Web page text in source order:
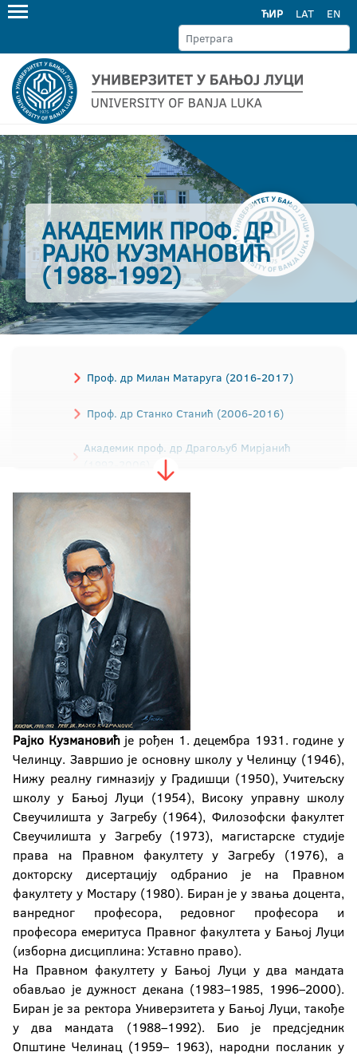
ЋИР LAT EN
АКАДЕМИК ПРОФ. ДР
РАЈКО КУЗМАНОВИЋ
(1988-1992)
Проф. др Милан Матаруга (2016-2017)
Проф. др Станко Станић (2006-2016)
Академик проф. др Драгољуб Мирјанић
Академик проф. др Рајко Кузмановић
(1988-1992)
Проф. др Драгица Додиг (1984-1988)
Проф. др Ибрахим Табаковић (1979-1984)
Проф. др Драгомир Малић (1975-1979)
Рајко Кузмановићје рођен 1. децембра 1931. године у
Челинцу. Завршио је основну школу у Челинцу (1946),
Нижу реалну гимназију у Градишци (1950), Учитељску
школу у Бањој Луци (1954), Високу управну школу
Свеучилишта у Загребу (1964), Филозофски факултет
Свеучилишта у Загребу (1973), магистарске студије
права на Правном факултету у Загребу (1976), а
докторску дисертацију одбранио је на Правном
факултету у Мостару (1980). Биран је у звања доцента,
ванредног професора, редовног професора и
професора емеритуса Правног факултета у Бањој Луци
(изборна дисциплина: Уставно право).
На Правном факултету у Бањој Луци у два мандата
обављао је дужност декана (1983–1985, 1996–2000).
Биран је за ректора Универзитета у Бањој Луци, такође
у два мандата (1988–1992). Био је предсједник
Општине Челинац (1959– 1963), народни посланик у